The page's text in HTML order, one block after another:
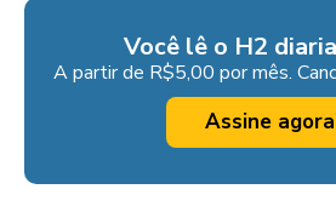
Você lê o H2
A partir de R$5,00 por mês.
Assine